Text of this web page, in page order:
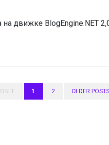
движке BlogEngine.NET
1 2 OLDER POSTS